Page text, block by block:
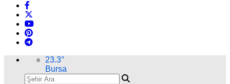
23.3°
Bursa